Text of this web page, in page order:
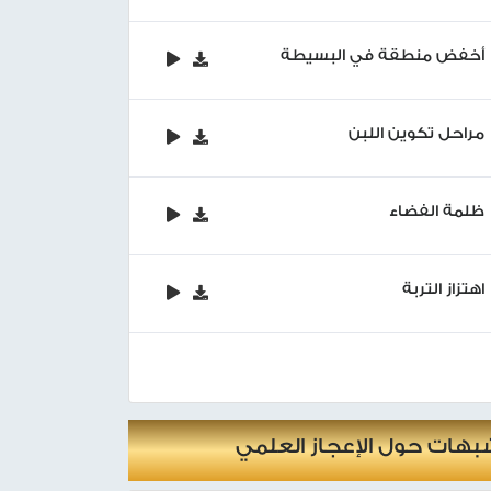
أخفض منطقة في البسيطة
مراحل تكوين اللبن
ظلمة الفضاء
اهتزاز التربة
حول الإعجاز العلمي